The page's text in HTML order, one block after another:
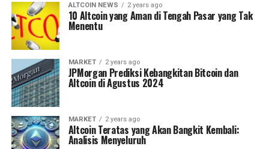
ALTCOIN NEWS 2 years ago
10 Altcoin yang Aman di Tengah Pasar yang Tak
Menentu
MARKET 2 years ago
JPMorgan Prediksi Kebangkitan Bitcoin dan
Altcoin di Agustus 2024
MARKET 2 years ago
Altcoin Teratas yang Akan Bangkit Kembali:
Analisis Menyeluruh